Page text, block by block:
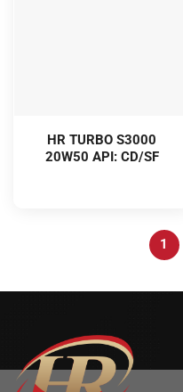
HR TURBO S3000
20W50 API: CD/SF
1